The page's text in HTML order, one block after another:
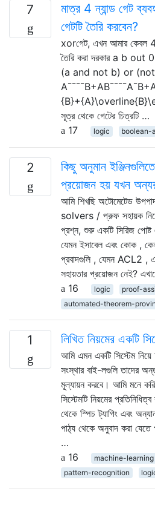
7
মাত্র 4 ন্যান্ড গেট
গেটটি তৈরি করবেন?
xorগেট, এখন আমার কেবল 4
তৈরি করা দরকার a b
(a and not b) or (not
সূত্র থেকে গেটের চিত্রটি …
17
logic boolean-
2
কিছু অনুমান
প্রয়োজন হয় যখন
আমি শিখছি অটোমেটেড
solvers / প্রুফ সহায়ক
প্রশ্ন, শুরু একটি সিরিজ পোষ্ট
যেমন ইসাবেল এবং কোক ,
প্রবাদগুলি , যেমন ACL2 ,
সহায়তার প্রয়োজন নেই?
16
logic
proof-
automated-theorem-
1 লিখিত নিয়মের একটি
আমি এমন একটি সিস্টেম নিয়ে
সংস্থার বাই-লগুলি তাদের
মূল্যায়ন করবে। আমি মনে
সিস্টেমটি নিয়মের
থেকে স্পিচ ট্যাগিং এবং
পাঠ্য থেকে অনুবাদ করা যেতে
…
16
machine-learning
pattern-recognition